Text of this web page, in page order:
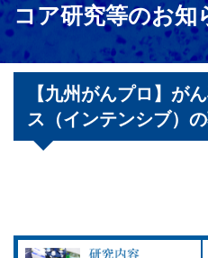
コア研究等のお知
【九州がんプロ】が
ス（インテンシブ）